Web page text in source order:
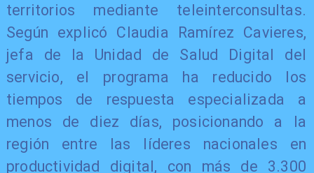
territorios mediante teleinterconsultas.
Según explicó Claudia Ramírez Cavieres,
jefa de la Unidad de Salud Digital del
servicio, el programa ha reducido los
tiempos de respuesta especializada a
menos de diez días, posicionando a la
región entre las líderes nacionales en
productividad digital, con más de 3.300